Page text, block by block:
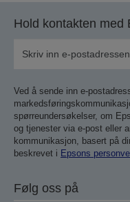
Hold kontakten med
Ved å sende inn e-
spørreundersøkelser, om
og tjenester via e-post eller
kommunikasjon, basert på
beskrevet i Epsons
Følg oss på